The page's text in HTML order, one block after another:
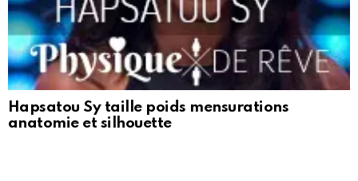
Hapsatou Sy taille poids mensurations
anatomie et silhouette